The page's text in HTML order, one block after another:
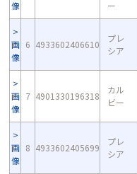
像
ー
画
像
6 4933602406610
プレ
シア
画
像
7 4901330196318
カル
ビー
画
像
8 4933602405699
プレ
シア